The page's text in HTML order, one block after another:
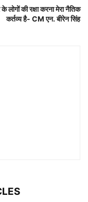
लोगों की रक्षा करना मेरा नैतिक
कर्तव्य है- CM एन. बीरेन सिंह